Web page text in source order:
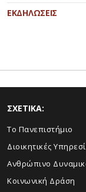
ΕΚΔΗΛΩΣΕΙΣ
ΣΧΕΤΙΚΑ:
Το Πανεπιστήμιο
Διοικητικές
Ανθρώπινο
Κοινωνική Δράση